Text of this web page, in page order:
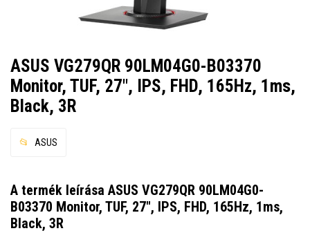
ASUS VG279QR 90LM04G0-B03370
Monitor, TUF, 27", IPS, FHD, 165Hz, 1ms,
Black, 3R
ASUS
A termék leírása ASUS VG279QR 90LM04G0-
B03370 Monitor, TUF, 27", IPS, FHD, 165Hz, 1ms,
Black, 3R